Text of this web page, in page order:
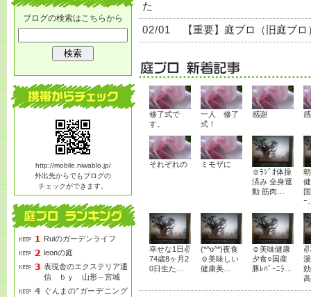
ブログの検索はこちらから
http://mobile.niwablo.jp/
外出先からでもブログの
チェックができます。
Ruiのガーデンライフ
leonの庭
表現舎のエクステリア通
信 ｂｙ 山形～宮城
ぐんまの”ガーデニング
た
02/01 【重要】庭ブロ（旧庭ブ
修了式で
す。
一人 修了
式！
感謝
それぞれの
ミモザに
☺ﾗｼﾞｵ体操
済み 全身運
動 筋肉…
ｰ
幸せな1日✌
74歳8ヶ月2
0日生た…
(*^o^*)夜食
☺美味しい
健康美…
☺美味健康
夕食○国産
豚ﾚﾊﾞｰﾆﾗ…
✌